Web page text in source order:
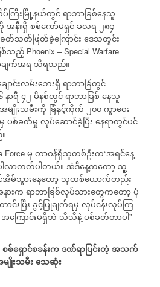
ကြီးမြို့နယ်တွင် ရာဘာခြစ်နေသူ
နီးရှိ စစ်ကော်မရှင် ခလရ-၂၈၄
ခတ်သတ်ဖြတ်ခဲ့ကြောင်း ဒေသတွင်း
Phoenix – Special Warfare
ချက်အရ သိရသည်။
ာင်းလမ်းဘေးရှိ ရာဘာခြံတွင်
ာရီ ၄၂ မိနစ်တွင် ရာဘာခြစ် နေသူ
ျိုးသမီးကို ခြံနှင့်ကိုက် ၂၀၀ ကွာဝေး
စ်ခတ်မှု လုပ်ဆောင်ခဲ့ပြီး နေရာတွင်ပင်
Force မှ တာဝန်ရှိသူတစ်ဦးက“အရင်နေ့
ါလာတတ်ပါတယ်။ အဲဒီနေ့ကတော့ သူ့
င်အိမ်သွားနေတော့ သူတစ်ယောက်တည်း
နားက ရာဘာခြစ်လုပ်သားတွေကတော့ ပုံ
းပြီး ခွင့်ပြုချက်ရမှ လုပ်ငန်းလုပ်ကြ
ကြောင်းမရှိဘဲ သိသိနဲ့ ပစ်ခတ်တာပါ”
စစ်ရှောင်စခန်းက ဒဏ်ရာပြင်းတဲ့ အသက်
ျိုးသမီး သေဆုံး